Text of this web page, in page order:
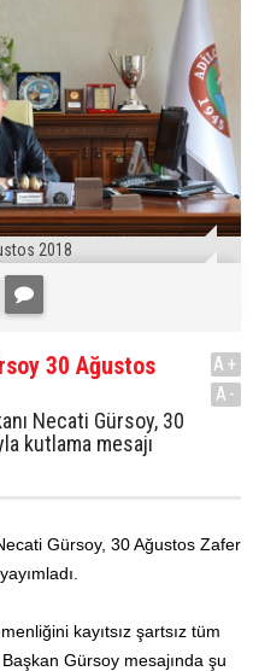
2018
30 Ağustos
Necati Gürsoy, 30
kutlama mesajı
A+
A-
Gürsoy, 30 Ağustos Zafer
kayıtsız şartsız tüm
Gürsoy mesajında şu